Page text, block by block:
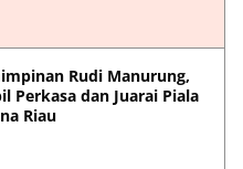
Rudi Manurung,
Perkasa dan Juarai Piala
Riau